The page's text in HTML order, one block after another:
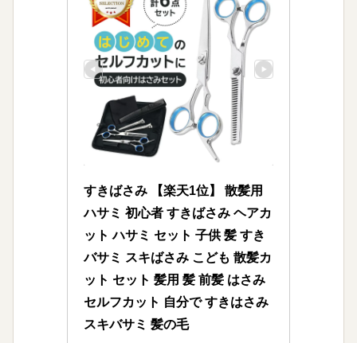
すきばさみ 【楽天1位】 散髪用
ハサミ 初心者 すきばさみ ヘアカ
ット ハサミ セット 子供 髪 すき
バサミ スキばさみ こども 散髪カ
ット セット 髪用 髪 前髪 はさみ
セルフカット 自分で すきはさみ
スキバサミ 髪の毛